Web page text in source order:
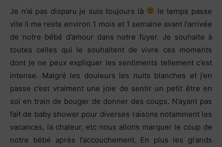
Je n’ai pas disparu je suis toujours là
le temps passe
vite il me reste environ 1 mois et 1 semaine avant l’arrivée
de notre bébé d’amour dans notre foyer. Je souhaite à
toutes celles qui le souhaitent de vivre ces moments
dont je ne peux expliquer les sentiments tellement c’est
intense. Malgré les douleurs les nuits blanches et j’en
passe c’est vraiment une joie de sentir un petit être en
soi en train de bouger de donner des coups. N’ayant pas
fait de baby shower pour diverses raisons notamment les
vacances, la chaleur, etc nous allons marquer le coup de
notre bébé après l’accouchement. En plus les grands